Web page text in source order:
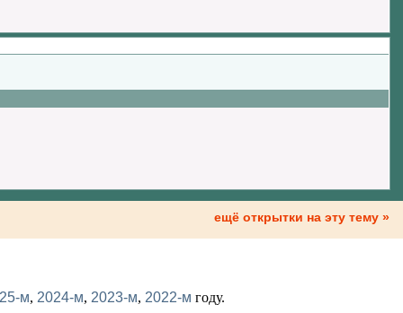
ещё открытки на эту тему »
м, 2024-м, 2023-м, 2022-м году.